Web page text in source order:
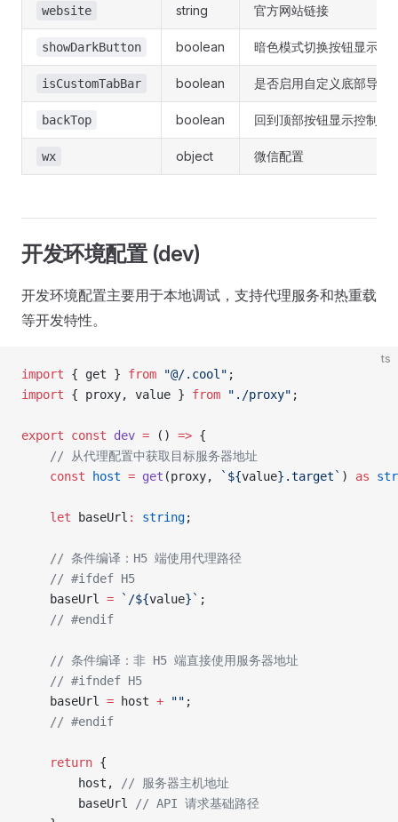
website string 官方网站链接
showDarkButton boolean 暗色模式切换按钮显示控
isCustomTabBar boolean 是否启用自定义底部导航
backTop boolean 回到顶部按钮显示控制
wx object 微信配置
开发环境配置 (dev)
开发环境配置主要用于本地调试，支持代理服务和热重载
等开发特性。
ts
import { get } from "@/.cool" ;
import { proxy, value } from "./proxy" ;
export const dev = () => {
	// 从代理配置中获取目标服务器地址
	const
host = get (proxy, `${value}.target` ) as
	let
baseUrl : string;
	// 条件编译：H5 端使用代理路径
	// #ifdef H5
	baseUrl
= `/${value}` ;
	// #endif
	// 条件编译：非 H5 端直接使用服务器地址
	// #ifndef H5
	baseUrl
= host + "" ;
	// #endif
	return
{
		host,
// 服务器主机地址
		baseUrl
// API 请求基础路径